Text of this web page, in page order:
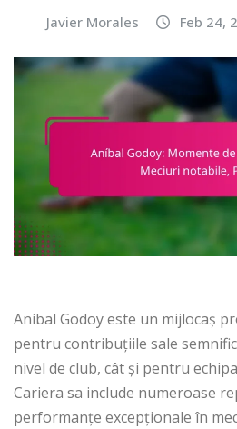
Javier Morales Feb 24,
Aníbal Godoy este un mijlocaș
pentru contribuțiile sale
nivel de club, cât și pentru
Cariera sa include numeroase
performanțe excepționale în